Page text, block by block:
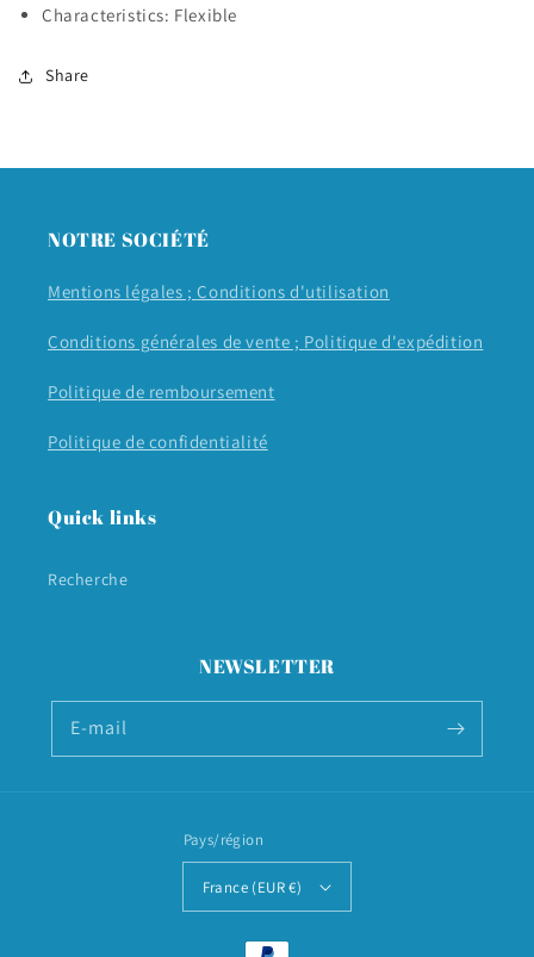
Characteristics: Flexible
Share
NOTRE SOCIÉTÉ
Mentions légales ;Conditions d'utilisation
Conditions générales de vente ; Politique d'expédition
Politique de remboursement
Politique de confidentialité
Quick links
Recherche
NEWSLETTER
E-mail
Pays/région
France (EUR €)
Moyens